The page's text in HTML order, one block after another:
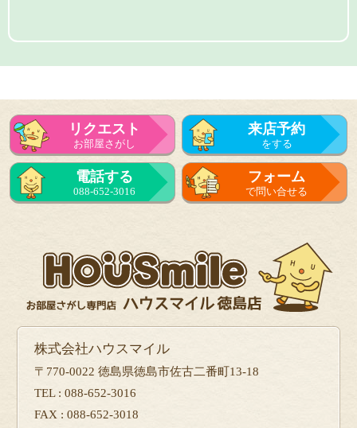
リクエスト
お部屋さがし
来店予約
をする
電話する
088-652-3016
フォーム
で問い合せる
株式会社ハウスマイル
〒770-0022 徳島県徳島市佐古二番町13-18
TEL : 088-652-3016
FAX : 088-652-3018